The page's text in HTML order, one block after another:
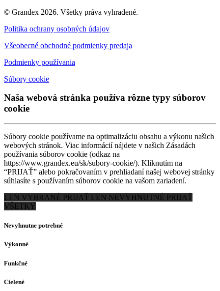
© Grandex 2026. Všetky práva vyhradené.
Politika ochrany osobných údajov
Všeobecné obchodné podmienky predaja
Podmienky používania
Súbory cookie
Naša webová stránka používa rôzne typy súborov
cookie
Súbory cookie používame na optimalizáciu obsahu a výkonu našich
webových stránok. Viac informácií nájdete v našich Zásadách
používania súborov cookie (odkaz na
https://www.grandex.eu/sk/subory-cookie/). Kliknutím na
“PRIJAŤ” alebo pokračovaním v prehliadaní našej webovej stránky
súhlasíte s používaním súborov cookie na vašom zariadení.
LEN VYBRANÉ PRIJAŤ LEN NEVYHNUTNÉ PRIJAŤ
VŠETKY
Nevyhnutne potrebné
Výkonné
Funkčné
Cielené